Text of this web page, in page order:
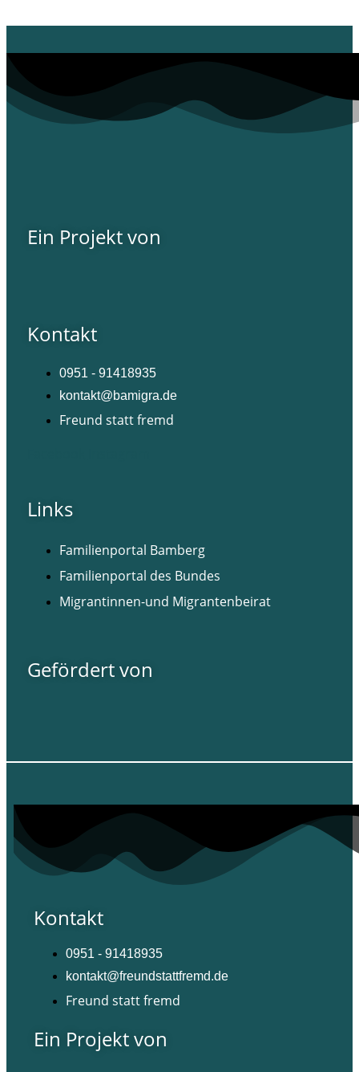
Ein Projekt von
Kontakt
0951 - 91418935
kontakt@bamigra.de
Freund statt fremd
Links
Familienportal Bamberg
Familienportal des Bundes
Migrantinnen-und Migrantenbeirat
Gefördert von
Kontakt
0951 - 91418935
kontakt@freundstattfremd.de
Freund statt fremd
Ein Projekt von